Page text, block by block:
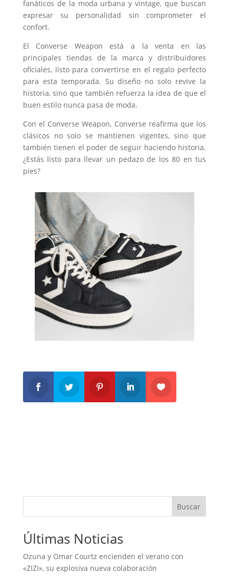
fanáticos de la moda urbana y vintage, que buscan
expresar su personalidad sin comprometer el
confort.
El Converse Weapon está a la venta en las
principales tiendas de la marca y distribuidores
oficiales, listo para convertirse en el regalo perfecto
para esta temporada. Su diseño no solo revive la
historia, sino que también refuerza la idea de que el
buen estilo nunca pasa de moda.
Con el Converse Weapon, Converse reafirma que los
clásicos no solo se mantienen vigentes, sino que
también tienen el poder de seguir haciendo historia.
¿Estás listo para llevar un pedazo de los 80 en tus
pies?
Buscar
Últimas Noticias
Ozuna y Omar Courtz encienden el verano con
«ZIZI», su explosiva nueva colaboración